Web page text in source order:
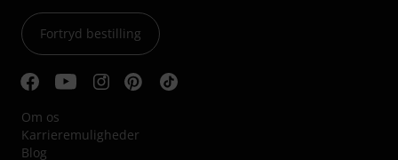
Fortryd bestilling
Om os
Karrieremuligheder
Blog